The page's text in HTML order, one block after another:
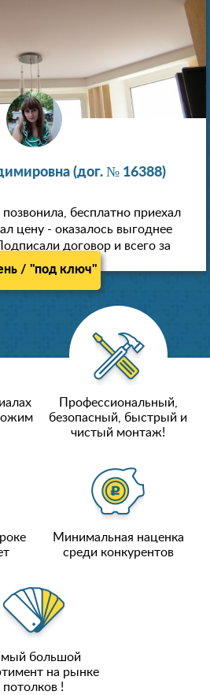
(дог. № 16388)
бесплатно приехал
цену - оказалось выгоднее
договор и всего за
потолки!
/ "под ключ"
Профессиональный,
безопасный, быстрый и
чистый монтаж!
Минимальная наценка
среди конкурентов
большой
на рынке
потолков !